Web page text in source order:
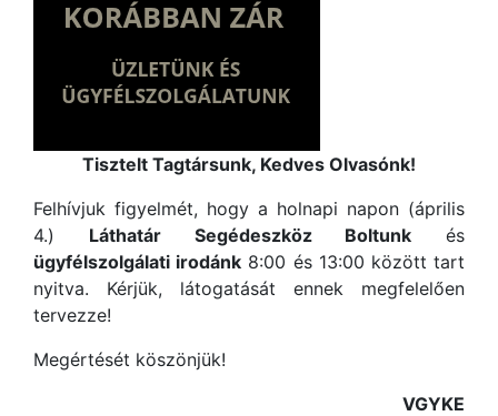
Tisztelt Tagtársunk, Kedves Olvasónk!
Felhívjuk figyelmét, hogy a holnapi napon (április
4.) Láthatár Segédeszköz Boltunk és
ügyfélszolgálati irodánk 8:00 és 13:00 között tart
nyitva. Kérjük, látogatását ennek megfelelően
tervezze!
Megértését köszönjük!
VGYKE